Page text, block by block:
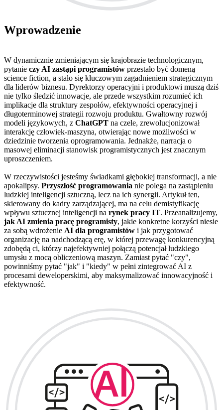
Wprowadzenie
W dynamicznie zmieniającym się krajobrazie technologicznym,
pytanie czy AI zastąpi programistów przestało być domeną
science fiction, a stało się kluczowym zagadnieniem strategicznym
dla liderów biznesu. Dyrektorzy operacyjni i produktowi muszą dziś
nie tylko śledzić innowacje, ale przede wszystkim rozumieć ich
implikacje dla struktury zespołów, efektywności operacyjnej i
długoterminowej strategii rozwoju produktu. Gwałtowny rozwój
modeli językowych, z ChatGPT na czele, zrewolucjonizował
interakcję człowiek-maszyna, otwierając nowe możliwości w
dziedzinie tworzenia oprogramowania. Jednakże, narracja o
masowej eliminacji stanowisk programistycznych jest znacznym
uproszczeniem.
W rzeczywistości jesteśmy świadkami głębokiej transformacji, a nie
apokalipsy. Przyszłość programowania nie polega na zastąpieniu
ludzkiej inteligencji sztuczną, lecz na ich synergii. Artykuł ten,
skierowany do kadry zarządzającej, ma na celu demistyfikację
wpływu sztucznej inteligencji na rynek pracy IT. Przeanalizujemy,
jak AI zmienia pracę programisty, jakie konkretne korzyści niesie
za sobą wdrożenie AI dla programistów i jak przygotować
organizację na nadchodzącą erę, w której przewagę konkurencyjną
zdobędą ci, którzy najefektywniej połączą potencjał ludzkiego
umysłu z mocą obliczeniową maszyn. Zamiast pytać "czy",
powinniśmy pytać "jak" i "kiedy" w pełni zintegrować AI z
procesami deweloperskimi, aby maksymalizować innowacyjność i
efektywność.